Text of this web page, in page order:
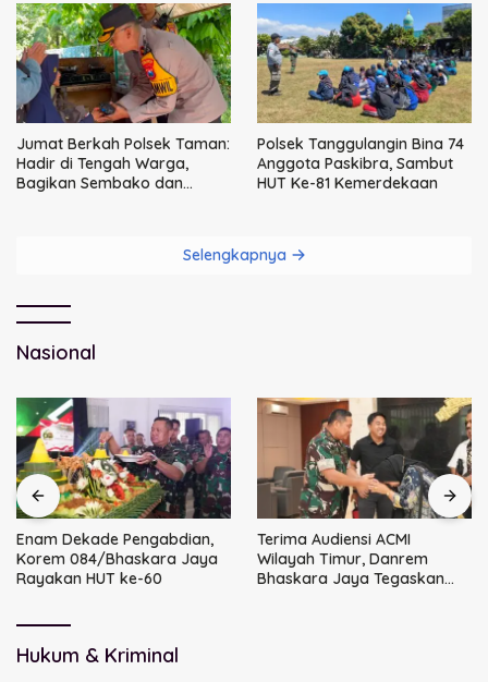
Jumat Berkah Polsek Taman:
Hadir di Tengah Warga,
Bagikan Sembako dan
Polsek Tanggulangin Bina 74
Anggota Paskibra, Sambut
HUT Ke-81 Kemerdekaan
Selengkapnya
Nasional
Enam Dekade Pengabdian,
Korem 084/Bhaskara Jaya
Rayakan HUT ke-60
Terima Audiensi ACMI
Wilayah Timur, Danrem
Bhaskara Jaya Tegaskan
Hukum & Kriminal